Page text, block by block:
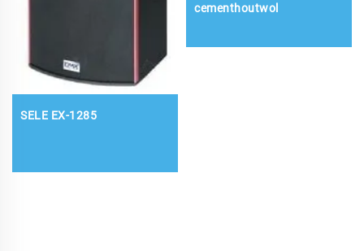
SELE EX-1285
cementhoutwol